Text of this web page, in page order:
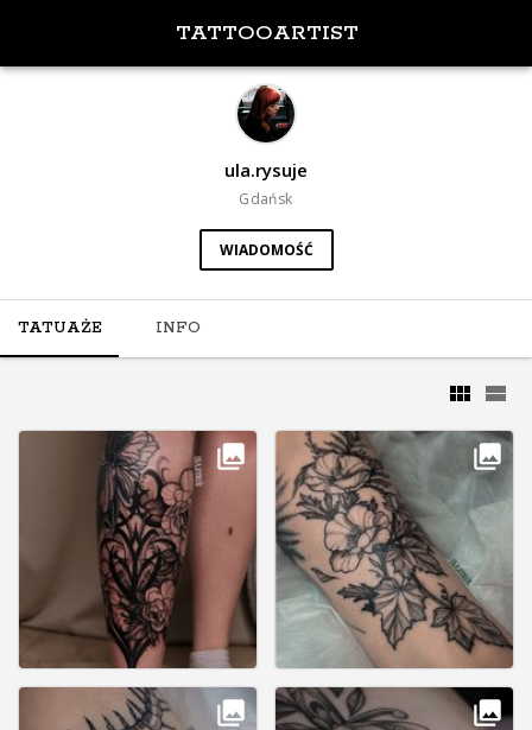
TATTOOARTIST
ula.rysuje
Gdańsk
WIADOMOŚĆ
TATUAŻE INFO